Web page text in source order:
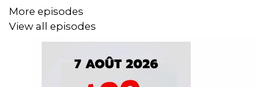
organisations dans la sécurisation de leurs systèmes,
incluant l'audit des systèmes d'IA et la configuration
More episodes
View all episodes